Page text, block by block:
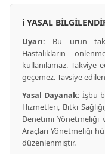
ℹ️ YASAL
Uyarı: Bu ürün
Hastalıkların
kullanılamaz. Takviye
geçemez. Tavsiye
Yasal Dayanak: İşbu
Hizmetleri, Bitki
Denetimi Yönetmeliği
Araçları Yönetmeliği
düzenlenmiştir.